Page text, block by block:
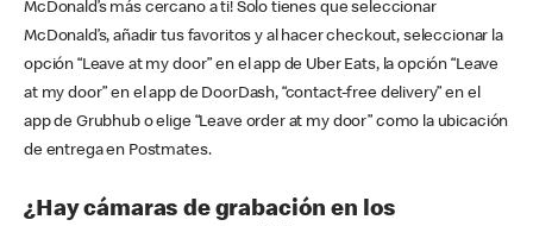
McDonald’s más cercano a ti! Solo tienes que seleccionar
McDonald’s, añadir tus favoritos y al hacer checkout, seleccionar la
opción “Leave at my door” en el app de Uber Eats, la opción “Leave
at my door” en el app de DoorDash, “contact-free delivery” en el
app de Grubhub o elige “Leave order at my door” como la ubicación
de entrega en Postmates.
¿Hay cámaras de grabación en los